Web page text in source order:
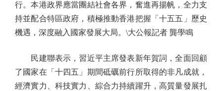
行。本港政界應當團結社會各界，奮進再揚帆，全力支
持並配合特區政府，積極推動香港把握「十五五」歷史
機遇，深度融入國家發展大局。\大公報記者 龔學鳴
民建聯表示，習近平主席發表新年賀詞，全面回顧
了國家在「十四五」期間砥礪前行所取得的非凡成就，
經濟實力、科技實力、綜合力持續躍升，高質量發展扎